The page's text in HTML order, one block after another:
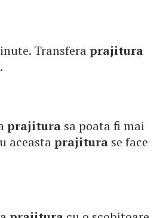
Transferaprajitura
prajitura sa poata fi mai
aceastaprajitura se face